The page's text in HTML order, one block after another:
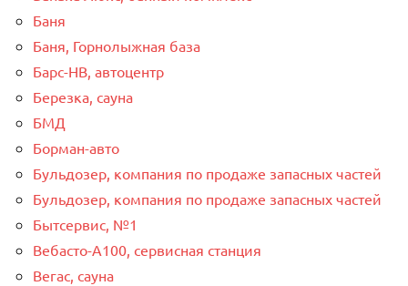
Баня
Баня, Горнолыжная база
Барс-НВ, автоцентр
Березка, сауна
БМД
Борман-авто
Бульдозер, компания по продаже запасных частей
Бульдозер, компания по продаже запасных частей
Бытсервис, №1
Вебасто-А100, сервисная станция
Вегас, сауна